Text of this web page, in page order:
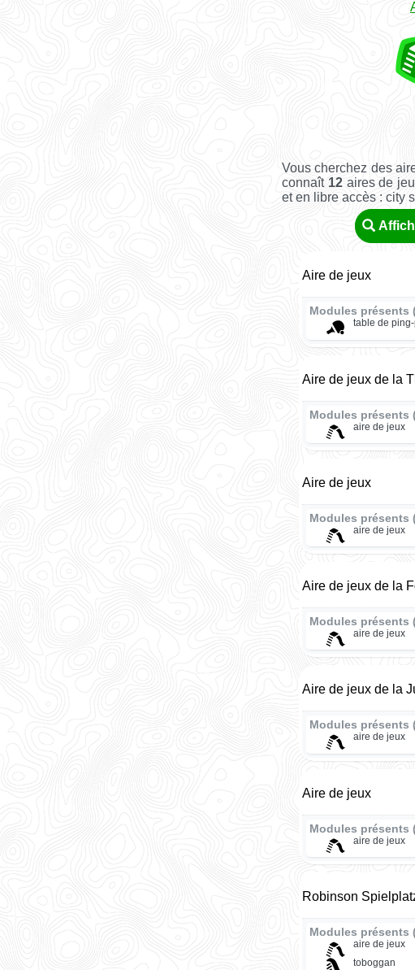
Vous cherchez des
connaît 12aires de
et en libre accès : city
Aire de jeux
Modules présents
table de
Aire de jeux de la
Modules présents
aire de jeux
Aire de jeux
Modules présents
aire de jeux
Aire de jeux de la
Modules présents
aire de jeux
Aire de jeux de la
Modules présents
aire de jeux
Aire de jeux
Modules présents
aire de jeux
Robinson
Modules présents
aire de jeux
toboggan